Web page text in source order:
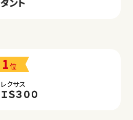
1位
レクサス
ＩＳ３００